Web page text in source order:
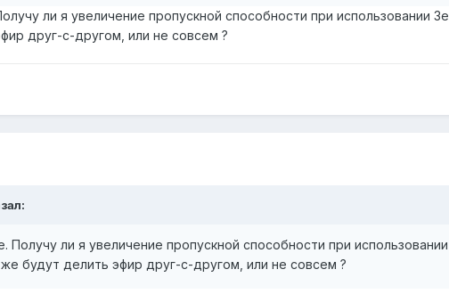
ли я увеличение пропускной способности при использовании
друг-с-другом, или не совсем ?
Получу ли я увеличение пропускной способности при
будут делить эфир друг-с-другом, или не совсем ?